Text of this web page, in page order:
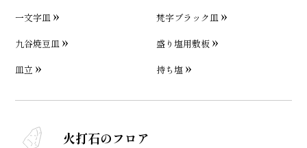
一文字皿
梵字ブラック皿
九谷焼豆皿
盛り塩用敷板
皿立
持ち塩
火打石のフロア